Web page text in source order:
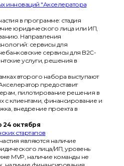
инноваций "Акселератора
в программе: стадия
юридического лица или ИП,
Направления
сервисы для
сервисы для B2C-
услуги, решения в
второго набора выступают
предоставит
пилотирование решения в
с клиентами, финансирование и
внедрение проекта в
24 октября
стартапов
являются наличие
лица/ИП, уровень
MVP, наличие команды не